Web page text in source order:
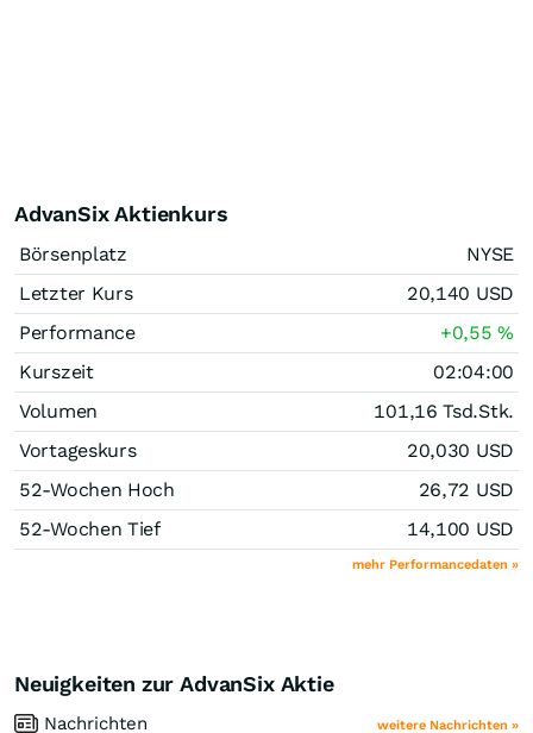
AdvanSix Aktienkurs
Börsenplatz
NYSE
Letzter Kurs
20,140 USD
Performance
+0,55%
Kurszeit
02:04:00
Volumen
101,16 Tsd.Stk.
Vortageskurs
20,030 USD
52-Wochen Hoch
26,72 USD
52-Wochen Tief
14,100 USD
mehr Performancedaten »
Neuigkeiten zur AdvanSix Aktie
Nachrichten weitere Nachrichten »